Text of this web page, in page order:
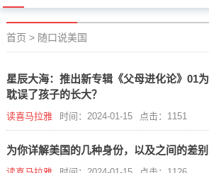
首页 > 随口说美国
星辰大海：推出新专辑《父母进化论》01
耽误了孩子的长大？
读喜马拉雅 时间：2024-01-15 点击：1151
为你详解美国的几种身份，以及之间的差别